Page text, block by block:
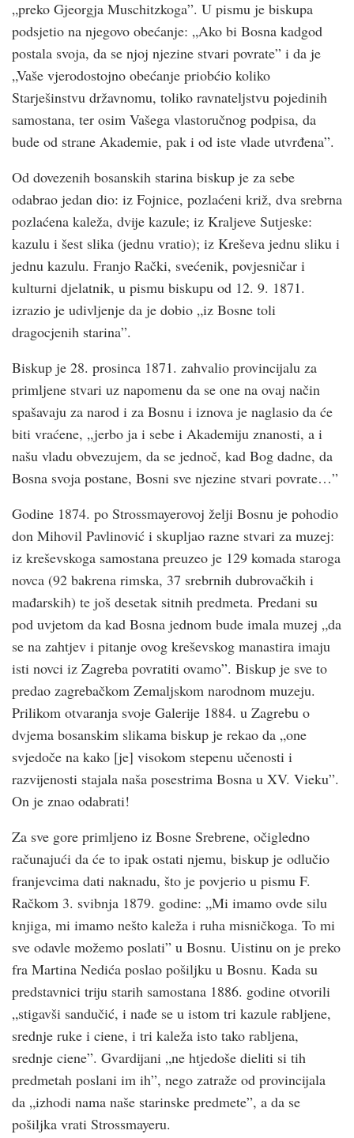
„preko Gjeorgja Muschitzkoga”. U pismu je biskupa
podsjetio na njegovo obećanje: „Ako bi Bosna kadgod
postala svoja, da se njoj njezine stvari povrate” i da je
„Vaše vjerodostojno obećanje priobćio koliko
Starješinstvu državnomu, toliko ravnateljstvu pojedinih
samostana, ter osim Vašega vlastoručnog podpisa, da
bude od strane Akademie, pak i od iste vlade utvrđena”.
Od dovezenih bosanskih starina biskup je za sebe
odabrao jedan dio: iz Fojnice, pozlaćeni križ, dva srebrna
pozlaćena kaleža, dvije kazule; iz Kraljeve Sutjeske:
kazulu i šest slika (jednu vratio); iz Kreševa jednu sliku i
jednu kazulu. Franjo Rački, svećenik, povjesničar i
kulturni djelatnik, u pismu biskupu od 12. 9. 1871.
izrazio je udivljenje da je dobio „iz Bosne toli
dragocjenih starina”.
Biskup je 28. prosinca 1871. zahvalio provincijalu za
primljene stvari uz napomenu da se one na ovaj način
spašavaju za narod i za Bosnu i iznova je naglasio da će
biti vraćene, „jerbo ja i sebe i Akademiju znanosti, a i
našu vladu obvezujem, da se jednoč, kad Bog dadne, da
Bosna svoja postane, Bosni sve njezine stvari povrate…”
Godine 1874. po Strossmayerovoj želji Bosnu je pohodio
don Mihovil Pavlinović i skupljao razne stvari za muzej:
iz kreševskoga samostana preuzeo je 129 komada staroga
novca (92 bakrena rimska, 37 srebrnih dubrovačkih i
mađarskih) te još desetak sitnih predmeta. Predani su
pod uvjetom da kad Bosna jednom bude imala muzej „da
se na zahtjev i pitanje ovog kreševskog manastira imaju
isti novci iz Zagreba povratiti ovamo”. Biskup je sve to
predao zagrebačkom Zemaljskom narodnom muzeju.
Prilikom otvaranja svoje Galerije 1884. u Zagrebu o
dvjema bosanskim slikama biskup je rekao da „one
svjedoče na kako [je] visokom stepenu učenosti i
razvijenosti stajala naša posestrima Bosna u XV. Vieku”.
On je znao odabrati!
Za sve gore primljeno iz Bosne Srebrene, očigledno
računajući da će to ipak ostati njemu, biskup je odlučio
franjevcima dati naknadu, što je povjerio u pismu F.
Račkom 3. svibnja 1879. godine: „Mi imamo ovde silu
knjiga, mi imamo nešto kaleža i ruha misničkoga. To mi
sve odavle možemo poslati” u Bosnu. Uistinu on je preko
fra Martina Nedića poslao pošiljku u Bosnu. Kada su
predstavnici triju starih samostana 1886. godine otvorili
„stigavši sandučić, i nađe se u istom tri kazule rabljene,
srednje ruke i ciene, i tri kaleža isto tako rabljena,
srednje ciene”. Gvardijani „ne htjedoše dieliti si tih
predmetah poslani im ih”, nego zatraže od provincijala
da „izhodi nama naše starinske predmete”, a da se
pošiljka vrati Strossmayeru.